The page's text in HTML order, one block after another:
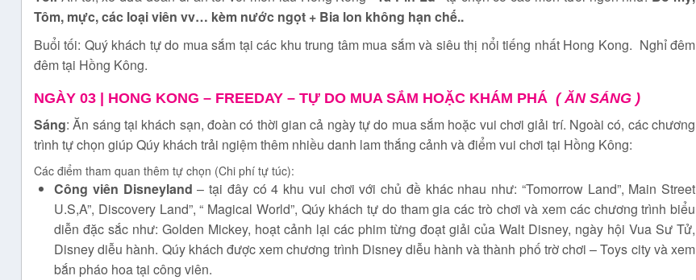
Tôm, mực, các loại viên vv… kèm nước ngọt + Bia lon không hạn chế..
Buổi tối: Quý khách tự do mua sắm tại các khu trung tâm mua sắm và siêu thị nổi tiếng nhất Hong Kong. Nghỉ đêm
đêm tại Hồng Kông.
NGÀY 03 | HONG KONG – FREEDAY – TỰ DO MUA SẮM HOẶC KHÁM PHÁ ( ĂN SÁNG )
Sáng: Ăn sáng tại khách sạn, đoàn có thời gian cả ngày tự do mua sắm hoặc vui chơi giải trí. Ngoài có, các chương
trình tự chọn giúp Qúy khách trải ngiệm thêm nhiều danh lam thắng cảnh và điểm vui chơi tại Hồng Kông:
Các điểm tham quan thêm tự chọn (Chi phí tự túc):
Công viên Disneyland– tại đây có 4 khu vui chơi với chủ đề khác nhau như: “Tomorrow Land”, Main Street
U.S,A”, Discovery Land”, “ Magical World”, Qúy khách tự do tham gia các trò chơi và xem các chương trình biểu
diễn đặc sắc như: Golden Mickey, hoạt cảnh lại các phim từng đoạt giải của Walt Disney, ngày hội Vua Sư Tử,
Disney diễu hành. Qúy khách được xem chương trình Disney diễu hành và thành phố trờ chơi – Toys city và xem
bắn pháo hoa tại công viên.